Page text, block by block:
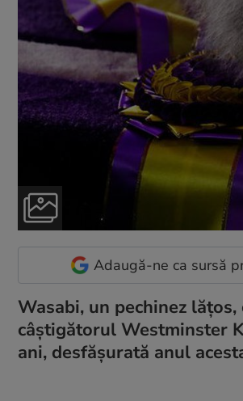
Adaugă-ne ca sursă
Wasabi, un pechinez
câştigătorul Westminster
ani, desfășurată anul